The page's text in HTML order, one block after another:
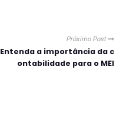
Próximo Post
Entenda a importância da c
ontabilidade para o MEI